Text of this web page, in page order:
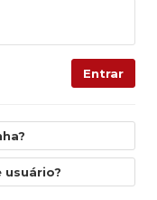
Entrar
usuário?